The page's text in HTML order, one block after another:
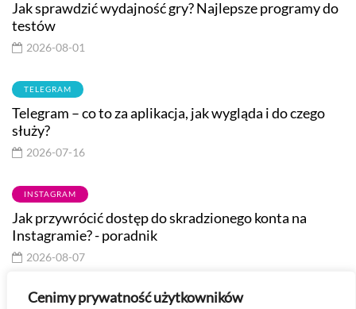
Cenimy prywatność użytkowników
Jak sprawdzić wydajność gry? Najlepsze programy do
testów
2026-08-01
TELEGRAM
Telegram – co to za aplikacja, jak wygląda i do czego
służy?
2026-07-16
INSTAGRAM
Jak przywrócić dostęp do skradzionego konta na
Instagramie? - poradnik
2026-08-07
Masz pytanie? Skontaktuj się ze mną -